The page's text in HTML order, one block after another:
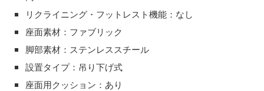
リクライニング・フットレスト機能：なし
座面素材：ファブリック
脚部素材：ステンレススチール
設置タイプ：吊り下げ式
座面用クッション：あり